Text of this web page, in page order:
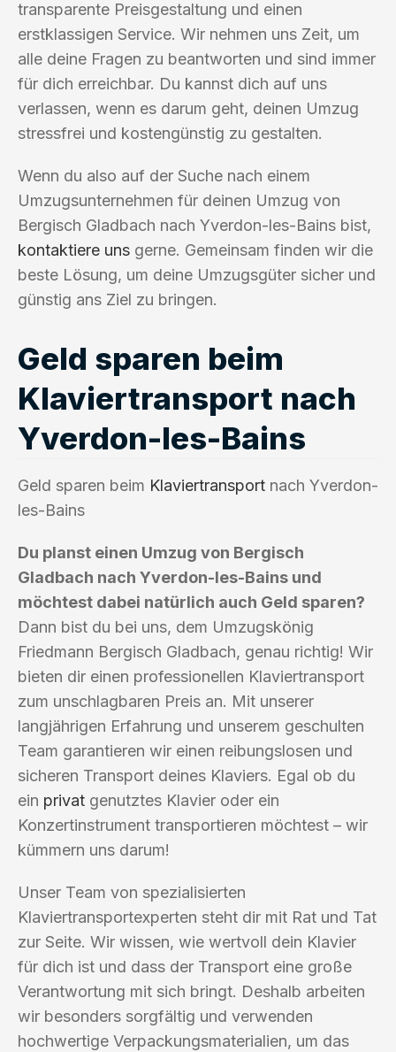
transparente Preisgestaltung und einen
erstklassigen Service. Wir nehmen uns Zeit, um
alle deine Fragen zu beantworten und sind immer
für dich erreichbar. Du kannst dich auf uns
verlassen, wenn es darum geht, deinen Umzug
stressfrei und kostengünstig zu gestalten.
Wenn du also auf der Suche nach einem
Umzugsunternehmen für deinen Umzug von
Bergisch Gladbach nach Yverdon-les-Bains bist,
kontaktiere uns gerne. Gemeinsam finden wir die
beste Lösung, um deine Umzugsgüter sicher und
günstig ans Ziel zu bringen.
Geld sparen beim
Klaviertransport nach
Yverdon-les-Bains
Geld sparen beim Klaviertransport nach Yverdon-
les-Bains
Du planst einen Umzug von Bergisch
Gladbach nach Yverdon-les-Bains und
möchtest dabei natürlich auch Geld sparen?
Dann bist du bei uns, dem Umzugskönig
Friedmann Bergisch Gladbach, genau richtig! Wir
bieten dir einen professionellen Klaviertransport
zum unschlagbaren Preis an. Mit unserer
langjährigen Erfahrung und unserem geschulten
Team garantieren wir einen reibungslosen und
sicheren Transport deines Klaviers. Egal ob du
ein privat genutztes Klavier oder ein
Konzertinstrument transportieren möchtest – wir
kümmern uns darum!
Unser Team von spezialisierten
Klaviertransportexperten steht dir mit Rat und Tat
zur Seite. Wir wissen, wie wertvoll dein Klavier
für dich ist und dass der Transport eine große
Verantwortung mit sich bringt. Deshalb arbeiten
wir besonders sorgfältig und verwenden
hochwertige Verpackungsmaterialien, um das